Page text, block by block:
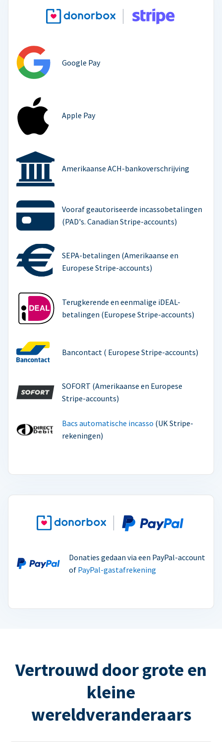
Google Pay
Apple Pay
Amerikaanse ACH-bankoverschrijving
Vooraf geautoriseerde incassobetalingen
(PAD's. Canadian Stripe-accounts)
SEPA-betalingen (Amerikaanse en
Europese Stripe-accounts)
Terugkerende en eenmalige iDEAL-
betalingen (Europese Stripe-accounts)
Bancontact ( Europese Stripe-accounts)
SOFORT (Amerikaanse en Europese
Stripe-accounts)
Bacs automatische incasso (UK Stripe-
rekeningen)
Donaties gedaan via een PayPal-account
of PayPal-gastafrekening
Vertrouwd door grote en
kleine
wereldveranderaars